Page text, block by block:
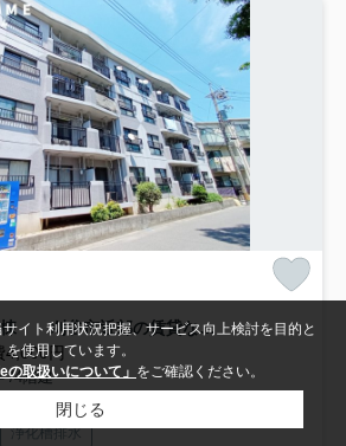
パークサイド今岡 A棟 刈谷市近郊の賃貸ならクラスホーム刈谷店
4,000円
/4階建
」駅 徒歩12分
浄化槽排水
イト利用状況把握、サービス向上検討を目的と
使用しています。
の取扱いについて」 をご確認ください。
閉じる